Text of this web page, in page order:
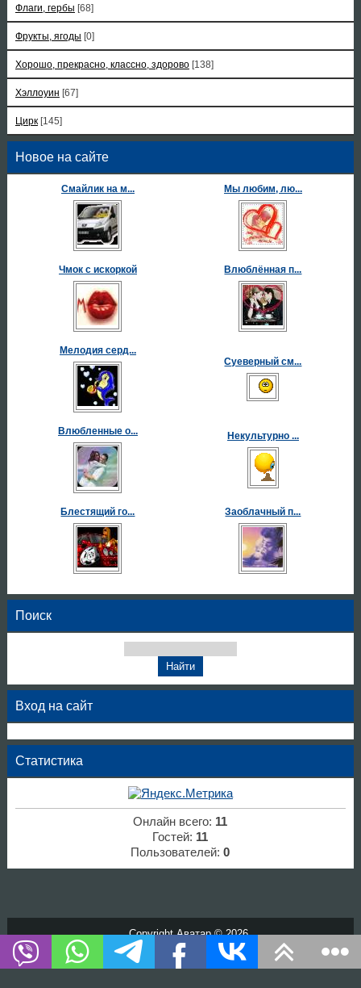
Флаги, гербы [68]
Фрукты, ягоды [0]
Хорошо, прекрасно, классно, здорово [138]
Хэллоуин [67]
Цирк [145]
Новое на сайте
Смайлик на м... Мы любим, лю...
Чмок с искоркой Влюблённая п...
Мелодия серд...
Суеверный см...
Влюбленные о... Некультурно ...
Блестящий го... Заоблачный п...
Поиск
Вход на сайт
Статистика
Онлайн всего: 11
Гостей: 11
Пользователей:0
Copyright Аватар © 2026
Хостинг от
uCoz